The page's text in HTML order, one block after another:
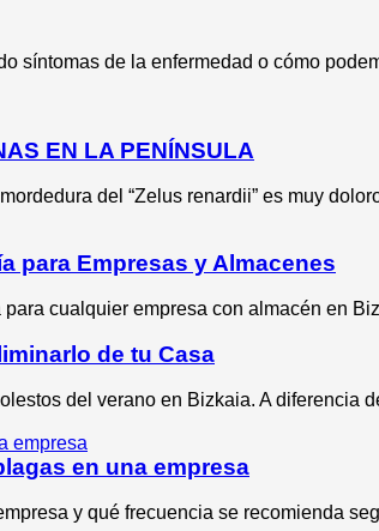
síntomas de la enfermedad o cómo
EN LA PENÍNSULA
del “Zelus renardii” es muy
para Empresas y Almacenes
cualquier empresa con almacén en
de tu Casa
del verano en Bizkaia. A diferencia
en una empresa
y qué frecuencia se recomienda